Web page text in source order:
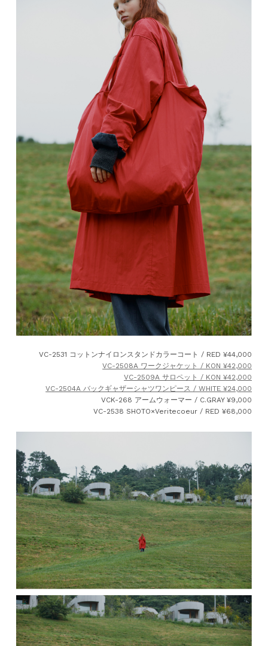
VC-2531 コットンナイロンスタンドカラーコート / RED ¥44,000
VC-2508A ワークジャケット / KON ¥42,000
VC-2509A サロペット / KON ¥42,000
VC-2504A バックギャザーシャツワンピース / WHITE ¥24,000
VCK-268 アームウォーマー / C.GRAY ¥9,000
VC-2538 SHOTO×Veritecoeur / RED ¥68,000